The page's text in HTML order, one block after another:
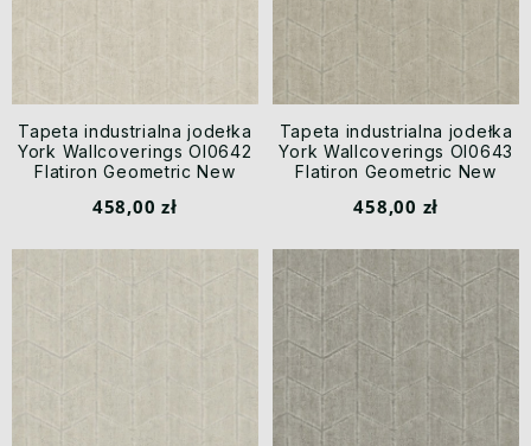
Tapeta industrialna jodełka
York Wallcoverings OI0642
Flatiron Geometric New
458,00 zł
Tapeta industrialna jodełka
York Wallcoverings OI0643
Flatiron Geometric New
458,00 zł